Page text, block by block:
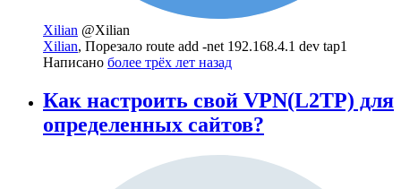
Xilian @Xilian
Xilian, Порезало route add -net 192.168.4.1 dev tap1
Написано более трёх лет назад
Как настроить свой VPN(L2TP) для
определенных сайтов?